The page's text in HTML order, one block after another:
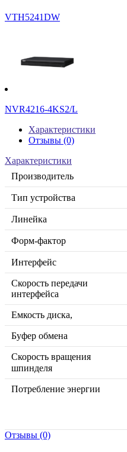
VTH5241DW
NVR4216-4KS2/L
Характеристики
Отзывы (0)
Характеристики
Производитель
Тип устройства
Линейка
Форм-фактор
Интерфейс
Скорость передачи
интерфейса
Емкость диска,
Буфер обмена
Скорость вращения
шпинделя
Потребление энергии
Отзывы (0)